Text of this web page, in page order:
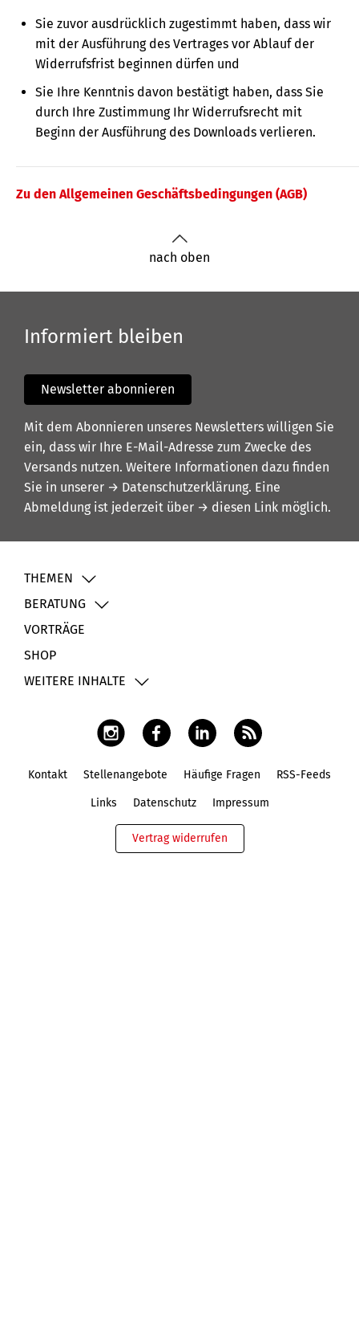
Sie zuvor ausdrücklich zugestimmt haben, dass wir
mit der Ausführung des Vertrages vor Ablauf der
Widerrufsfrist beginnen dürfen und
Sie Ihre Kenntnis davon bestätigt haben, dass Sie
durch Ihre Zustimmung Ihr Widerrufsrecht mit
Beginn der Ausführung des Downloads verlieren.
Zu den Allgemeinen Geschäftsbedingungen (AGB)
nach oben
Informiert bleiben
Newsletter abonnieren
Mit dem Abonnieren unseres Newsletters willigen Sie
ein, dass wir Ihre E-Mail-Adresse zum Zwecke des
Versands nutzen. Weitere Informationen dazu finden
Sie in unserer → Datenschutzerklärung. Eine
Abmeldung ist jederzeit über → diesen Link möglich.
THEMEN
BERATUNG
VORTRÄGE
SHOP
WEITERE INHALTE
Kontakt Stellenangebote Häufige Fragen RSS-Feeds
Links Datenschutz Impressum
Vertrag widerrufen